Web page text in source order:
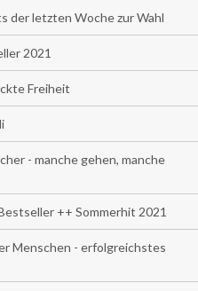
der letzten Woche zur Wahl
2021
Freiheit
- manche gehen, manche
++ Sommerhit 2021
Menschen - erfolgreichstes